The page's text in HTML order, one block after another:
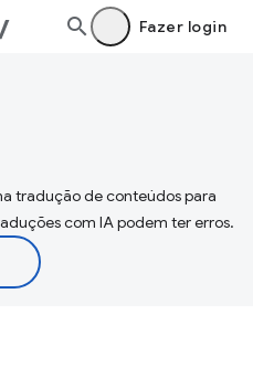
Fazer login
tradução de conteúdos para
com IA podem ter erros.